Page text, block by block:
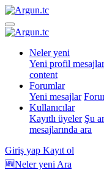
Neler yeni
Yeni profil
content
Forumlar
Yeni mesajlar
Kullanıcılar
Kayıtlı üyeler Şu
mesajlarında ara
Giriş yap Kayıt ol
🆕Neler yeni Ara